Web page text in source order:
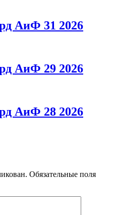
АиФ 31 2026
АиФ 29 2026
АиФ 28 2026
Обязательные поля